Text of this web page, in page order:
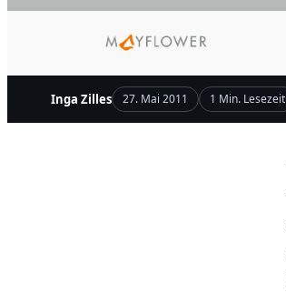
Inga Zilles 27. Mai 2011 1 Min. Lesezeit